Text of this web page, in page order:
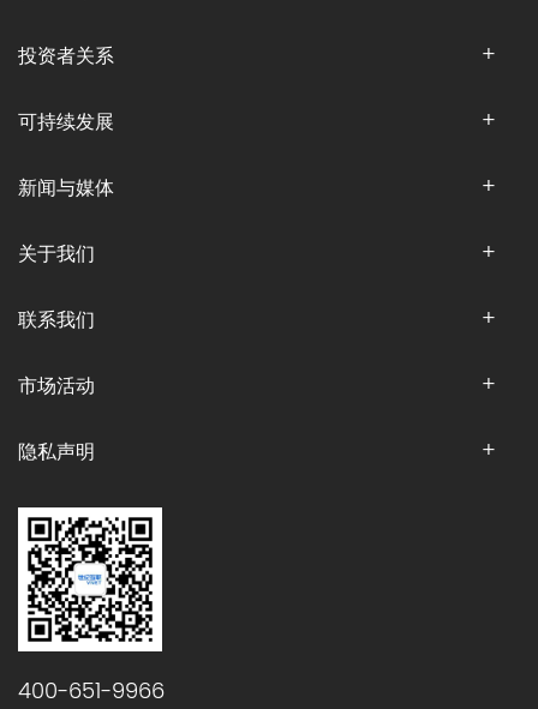
投资者关系
可持续发展
新闻与媒体
关于我们
联系我们
市场活动
隐私声明
400-651-9966